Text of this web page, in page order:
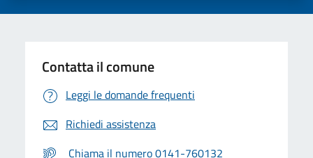
Contatta il comune
Leggi le domande frequenti
Richiedi assistenza
Chiama il numero 0141-760132